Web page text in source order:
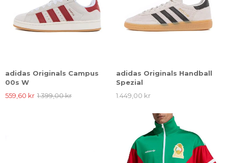
adidas Originals Campus
00s W
559,60 kr 1.399,00 kr
adidas Originals Handball
Spezial
1.449,00 kr